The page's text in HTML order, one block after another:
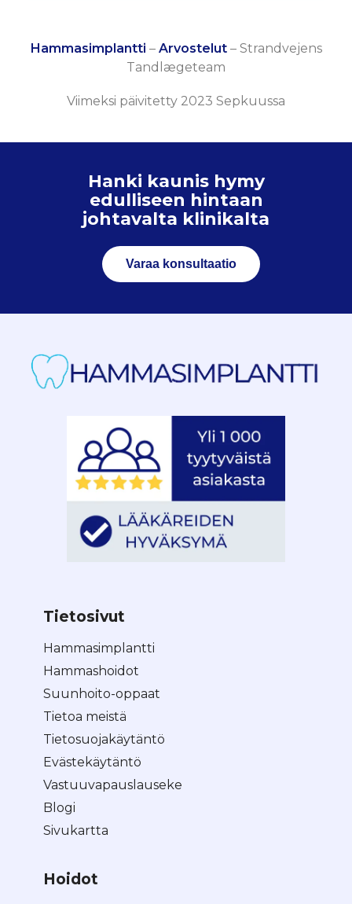
Hammasimplantti – Arvostelut– Strandvejens
Tandlægeteam
Viimeksi päivitetty 2023 Sepkuussa
Hanki kaunis hymy
edulliseen hintaan
johtavalta klinikalta
Varaa konsultaatio
Tietosivut
Hammasimplantti
Hammashoidot
Suunhoito-oppaat
Tietoa meistä
Tietosuojakäytäntö
Evästekäytäntö
Vastuuvapauslauseke
Blogi
Sivukartta
Hoidot